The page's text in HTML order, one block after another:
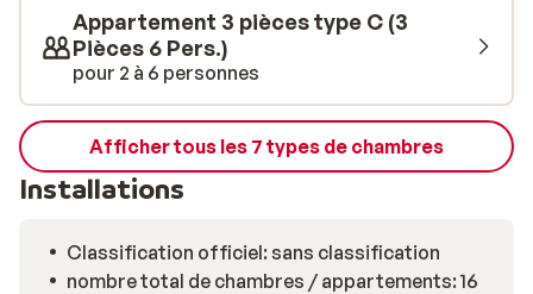
Appartement 3 pièces type C (3
Pièces 6 Pers.)
pour 2 à 6 personnes
Afficher tous les 7 types de chambres
Installations
Classification officiel: sans classification
nombre total de chambres / appartements: 16